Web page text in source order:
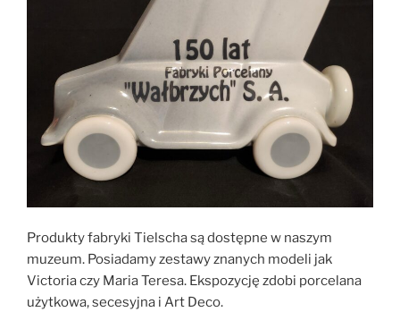
Produkty fabryki Tielscha są dostępne w naszym
muzeum. Posiadamy zestawy znanych modeli jak
Victoria czy Maria Teresa. Ekspozycję zdobi porcelana
użytkowa, secesyjna i Art Deco.